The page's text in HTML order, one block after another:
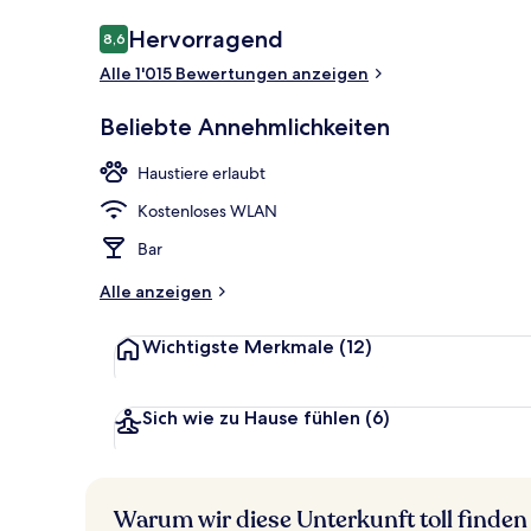
Bewertungen
8,68,6 von 10.
Hervorragend
Alle 1'015 Bewertungen anzeigen
Beliebte Annehmlichkeiten
Haustiere erlaubt
Kostenloses WLAN
Bar
Alle anzeigen
Wichtigste Merkmale (12)
Sich wie zu Hause fühlen (6)
Warum wir diese Unterkunft toll finden